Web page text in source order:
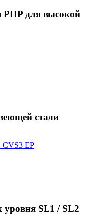
PHP для высокой
стали
SL1 / SL2